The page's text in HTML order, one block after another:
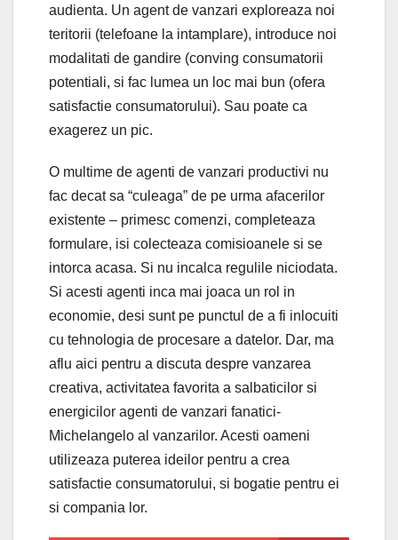
audienta. Un agent de vanzari exploreaza noi
teritorii (telefoane la intamplare), introduce noi
modalitati de gandire (conving consumatorii
potentiali, si fac lumea un loc mai bun (ofera
satisfactie consumatorului). Sau poate ca
exagerez un pic.
O multime de agenti de vanzari productivi nu
fac decat sa “culeaga” de pe urma afacerilor
existente – primesc comenzi, completeaza
formulare, isi colecteaza comisioanele si se
intorca acasa. Si nu incalca regulile niciodata.
Si acesti agenti inca mai joaca un rol in
economie, desi sunt pe punctul de a fi inlocuiti
cu tehnologia de procesare a datelor. Dar, ma
aflu aici pentru a discuta despre vanzarea
creativa, activitatea favorita a salbaticilor si
energicilor agenti de vanzari fanatici-
Michelangelo al vanzarilor. Acesti oameni
utilizeaza puterea ideilor pentru a crea
satisfactie consumatorului, si bogatie pentru ei
si compania lor.